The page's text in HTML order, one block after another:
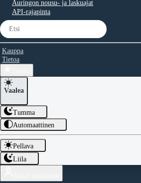
Auringon nousu- ja laskuajat
API-rajapinta
Kauppa
Tietoa
Vaalea
Tumma
Automaattinen
Pellava
Liila